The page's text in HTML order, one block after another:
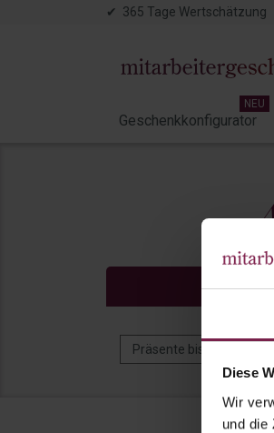
Diese
Wir
und die
✔ 365 Tage Wertschätzung
Geschenkkonfigurator
NEU
Präsente bis 5 EUR